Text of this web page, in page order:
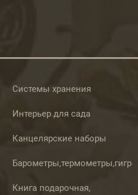
Системы хранения
Интерьер для сада
Канцелярские наборы
Книга подарочная,